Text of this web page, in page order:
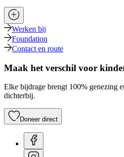
Werken bij
Foundation
Contact en route
Maak het verschil voor
Elke bijdrage brengt 100% genezing
dichterbij.
Doneer direct